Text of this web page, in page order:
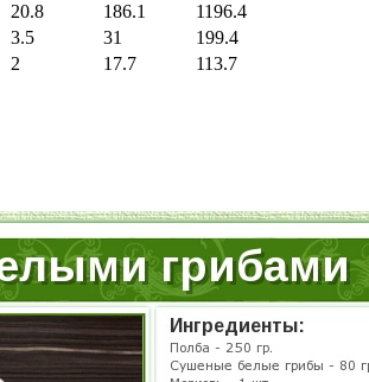
20.8 186.1
1196.4
3.5 31
199.4
2 17.7 113.7